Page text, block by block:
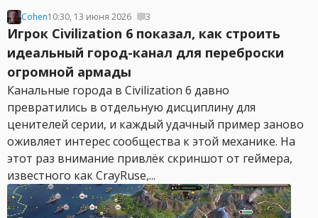
Cohen10:30, 13 июня 2026 3
Игрок Civilization 6 показал, как строить
идеальный город-канал для переброски
огромной армады
Канальные города в Civilization 6 давно
превратились в отдельную дисциплину для
ценителей серии, и каждый удачный пример заново
оживляет интерес сообщества к этой механике. На
этот раз внимание привлёк скриншот от геймера,
известного как CrayRuse,...